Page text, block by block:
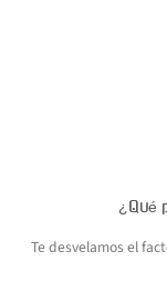
¿Qué
Te desvelamos el